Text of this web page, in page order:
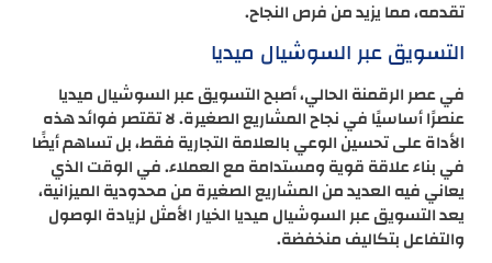
تقدمه، مما يزيد من فرص النجاح.
التسويق عبر السوشيال ميديا
في عصر الرقمنة الحالي، أصبح التسويق عبر السوشيال ميديا
عنصرًا أساسيًا في نجاح المشاريع الصغيرة. لا تقتصر فوائد هذه
الأداة على تحسين الوعي بالعلامة التجارية فقط، بل تساهم أيضًا
في بناء علاقة قوية ومستدامة مع العملاء. في الوقت الذي
يعاني فيه العديد من المشاريع الصغيرة من محدودية الميزانية،
يعد التسويق عبر السوشيال ميديا الخيار الأمثل لزيادة الوصول
والتفاعل بتكاليف منخفضة.